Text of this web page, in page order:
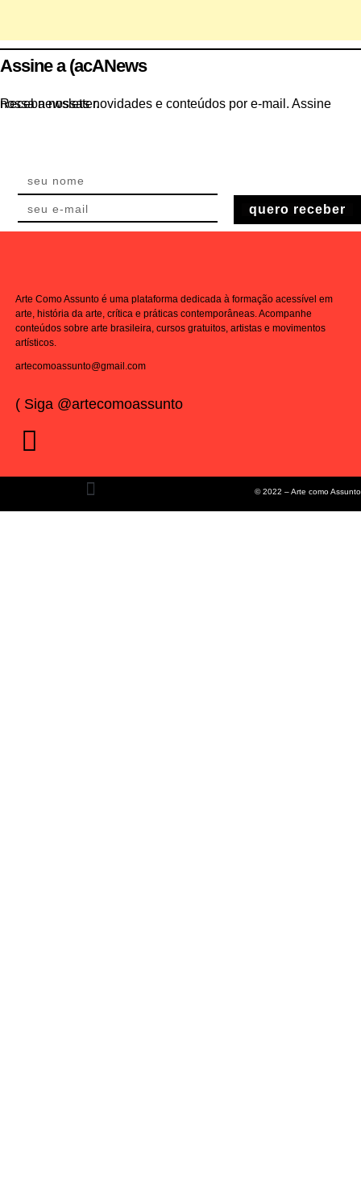
Assine a (acANews
Receba nossas novidades e conteúdos por e-mail. Assine nossa newsletter.
quero receber
Arte Como Assunto é uma plataforma dedicada à formação acessível em
arte, história da arte, crítica e práticas contemporâneas. Acompanhe
conteúdos sobre arte brasileira, cursos gratuitos, artistas e movimentos
artísticos.
artecomoassunto@gmail.com
( Siga @artecomoassunto
© 2022 – Arte como Assunto